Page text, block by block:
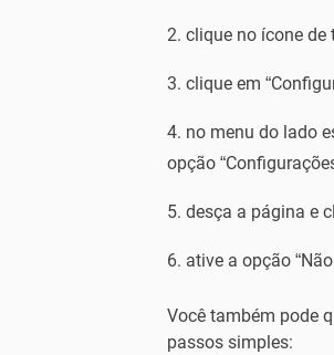
clique no ícone de
clique em
no menu do lado
opção
desça a página e
ative a opção
Você também pode
passos simples: